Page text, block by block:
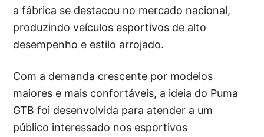
a fábrica se destacou no mercado nacional,
produzindo veículos esportivos de alto
desempenho e estilo arrojado.
Com a demanda crescente por modelos
maiores e mais confortáveis, a ideia do Puma
GTB foi desenvolvida para atender a um
público interessado nos esportivos